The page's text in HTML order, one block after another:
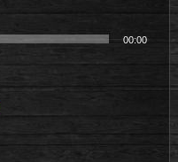
00:00